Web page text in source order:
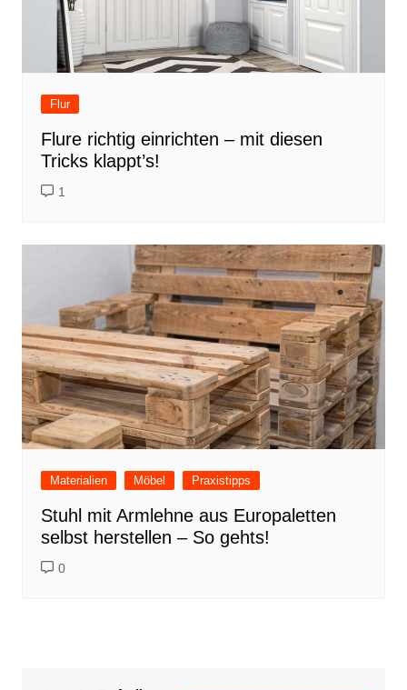
Flur
Flure richtig einrichten – mit diesen
Tricks klappt’s!
1
Materialien Möbel Praxistipps
Stuhl mit Armlehne aus Europaletten
selbst herstellen – So gehts!
0